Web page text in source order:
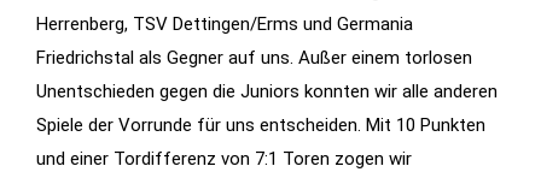
Herrenberg, TSV Dettingen/Erms und Germania
Friedrichstal als Gegner auf uns. Außer einem torlosen
Unentschieden gegen die Juniors konnten wir alle anderen
Spiele der Vorrunde für uns entscheiden. Mit 10 Punkten
und einer Tordifferenz von 7:1 Toren zogen wir
wie die
Website
genutzt wird,
und helfen
uns somit